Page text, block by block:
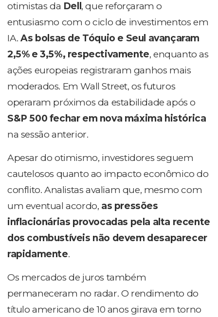
otimistas da Dell , que reforçaram o
entusiasmo com o ciclo de investimentos em
IA.As bolsas de Tóquio e Seul avançaram
2,5% e 3,5%, respectivamente, enquanto as
ações europeias registraram ganhos mais
moderados. Em Wall Street, os futuros
operaram próximos da estabilidade após o
S&P 500 fechar em nova máxima histórica
na sessão anterior.
Apesar do otimismo, investidores seguem
cautelosos quanto ao impacto econômico do
conflito. Analistas avaliam que, mesmo com
um eventual acordo, as pressões
inflacionárias provocadas pela alta recente
dos combustíveis não devem desaparecer
rapidamente.
Os mercados de juros também
permaneceram no radar. O rendimento do
título americano de 10 anos girava em torno